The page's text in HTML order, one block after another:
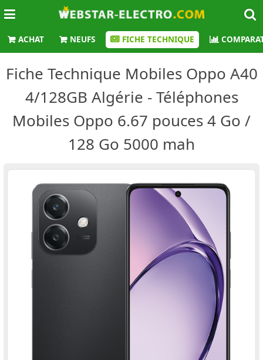
ACHAT NEUFS FICHE TECHNIQUE
Fiche Technique Mobiles Oppo A40
4/128GB Algérie - Téléphones
Mobiles Oppo 6.67 pouces 4 Go /
128 Go 5000 mah